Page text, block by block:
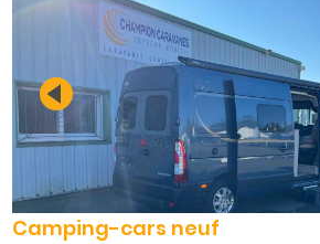
Camping-cars neuf